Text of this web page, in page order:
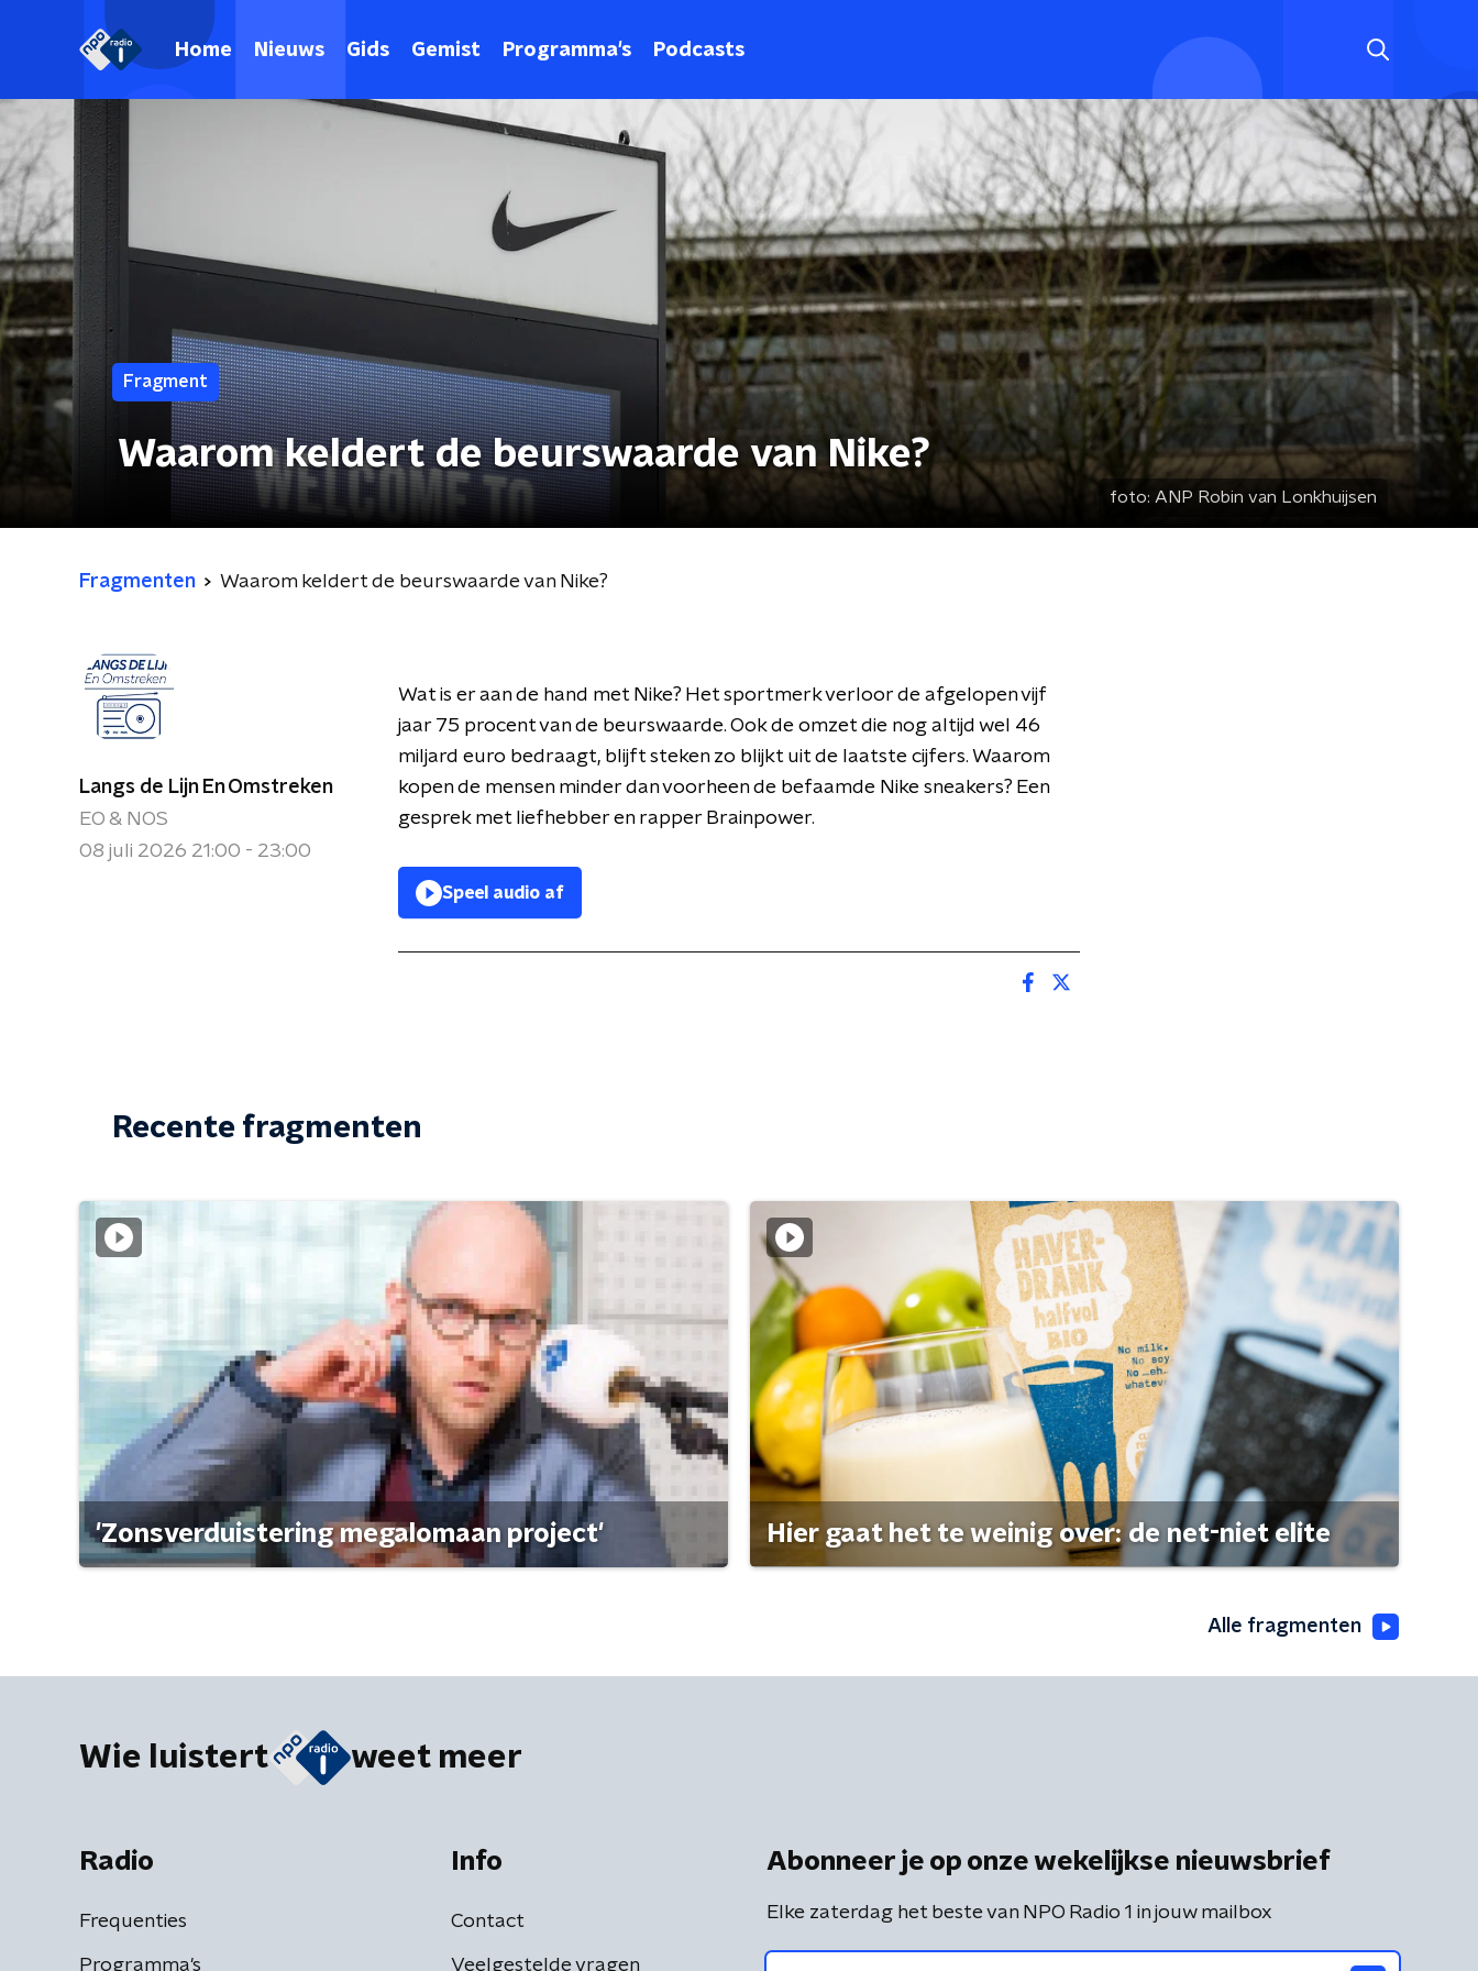
Home Nieuws Gids Gemist Programma's Podcasts
Fragment
Waarom keldert de beurswaarde van Nike?
foto: ANP Robin van Lonkhuijsen
Fragmenten Waarom keldert de beurswaarde van Nike?
Langs de Lijn En Omstreken
EO & NOS
08 juli 2026 21:00 - 23:00
Wat is er aan de hand met Nike? Het sportmerk verloor de afgelopen vijf
jaar 75 procent van de beurswaarde. Ook de omzet die nog altijd wel 46
miljard euro bedraagt, blijft steken zo blijkt uit de laatste cijfers. Waarom
kopen de mensen minder dan voorheen de befaamde Nike sneakers? Een
gesprek met liefhebber en rapper Brainpower.
Speel audio af
Recente fragmenten
'Zonsverduistering megalomaan project' Hier gaat het te weinig over: de net-niet elite
Alle fragmenten
Wie luistert weet meer
Radio
Frequenties
Programma's
Info
Contact
Veelgestelde vragen
Abonneer je op onze wekelijkse nieuwsbrief
Elke zaterdag het beste van NPO Radio 1 in jouw mailbox